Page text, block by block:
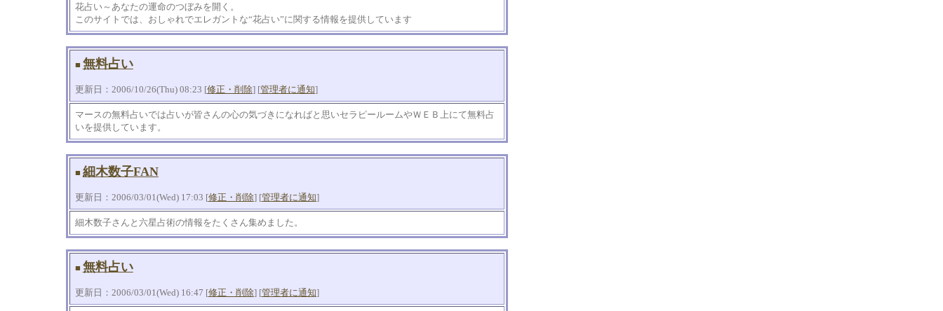
花占い～あなたの運命のつぼみを開く。
このサイトでは、おしゃれでエレガントな“花占い”に関する情報を提供しています
■ 無料占い
更新日：2006/10/26(Thu) 08:23 [修正・削除] [管理者に通知]
マースの無料占いでは占いが皆さんの心の気づきになればと思いセラピールームやＷＥＢ上にて無料占
いを提供しています。
■ 細木数子FAN
更新日：2006/03/01(Wed) 17:03 [修正・削除] [管理者に通知]
細木数子さんと六星占術の情報をたくさん集めました。
■ 無料占い
更新日：2006/03/01(Wed) 16:47 [修正・削除] [管理者に通知]